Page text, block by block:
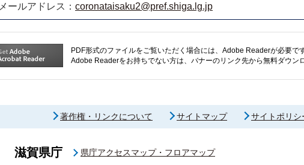
メールアドレス： coronataisaku2@pref.shiga.lg.jp
PDF形式のファイルをご覧いただく場合には、Adobe Readerが必要です
Adobe Readerをお持ちでない方は、バナーのリンク先から無料ダウン
著作権・リンクについて サイトマップ サイトポリシ
滋賀県庁 県庁アクセスマップ・フロアマップ